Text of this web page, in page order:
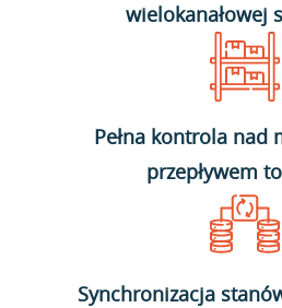
wielokanałowej
Pełna kontrola nad
przepływem
Synchronizacja